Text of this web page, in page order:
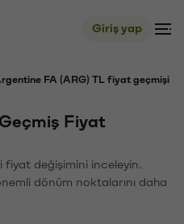
Giriş yap
FA (ARG) TL fiyat geçmişi
Fiyat
fiyat değişimini inceleyin.
dönüm noktalarını daha